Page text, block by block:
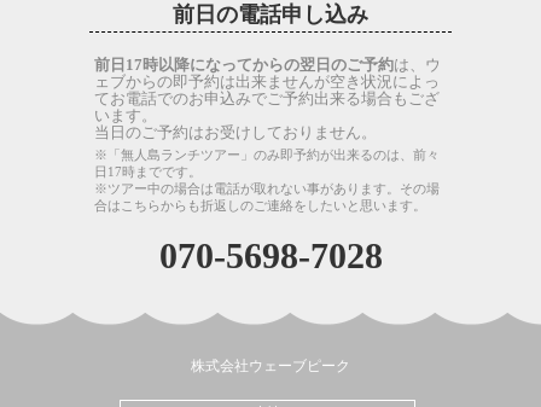
前日の電話申し込み
前日17時以降になってからの翌日のご予約は、ウ
ェブからの即予約は出来ませんが空き状況によっ
てお電話でのお申込みでご予約出来る場合もござ
います。
当日のご予約はお受けしておりません。
※「無人島ランチツアー」のみ即予約が出来るのは、前々
日17時までです。
※ツアー中の場合は電話が取れない事があります。その場
合はこちらからも折返しのご連絡をしたいと思います。
070-5698-7028
株式会社ウェーブピーク